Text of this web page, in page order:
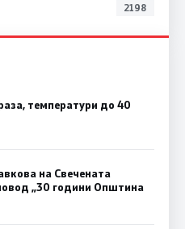
2198
температури до 40
на Свечената
„30 години Општина